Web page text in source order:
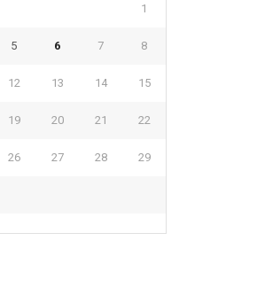
1
5 6 7 8
12 13 14 15
19 20 21 22
26 27 28 29